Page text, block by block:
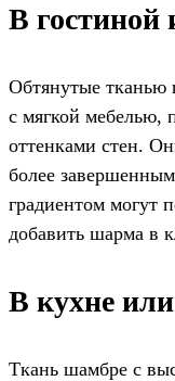
В гостиной
Обтянутые тканью
с мягкой
оттенками стен.
более
градиентом могут
добавить шарма в
В кухне
Ткань шамбре с